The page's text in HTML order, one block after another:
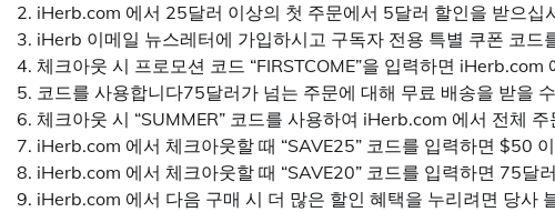
2. iHerb.com 에서 25달러 이상의 첫 주문에서 5달러 할인을 받으십
3. iHerb 이메일 뉴스레터에 가입하시고 구독자 전용 특별 쿠폰 코드
4. 체크아웃 시 프로모션 코드 “FIRSTCOME”을 입력하면
5. 코드를 사용합니다75달러가 넘는 주문에 대해 무료 배송을 받을
6. 체크아웃 시 “SUMMER” 코드를 사용하여 iHerb.com 에서 전체
7. iHerb.com 에서 체크아웃할 때 “SAVE25” 코드를 입력하면 $50
8. iHerb.com 에서 체크아웃할 때 “SAVE20” 코드를 입력하면 75달
9. iHerb.com 에서 다음 구매 시 더 많은 할인 혜택을 누리려면 당사